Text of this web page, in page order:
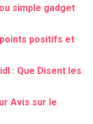
simple gadget
positifs et
: Que Disent les
Avis sur le